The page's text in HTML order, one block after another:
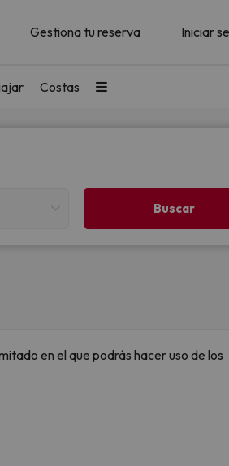
Gestiona tu reserva Iniciar
Costas
en el que podrás hacer uso de los